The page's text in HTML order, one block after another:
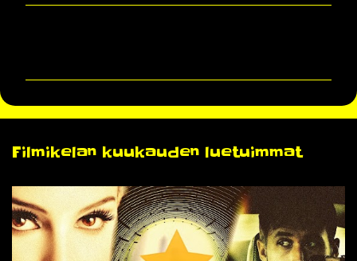
e
i
t
Filmikelan kuukauden luetuimmat